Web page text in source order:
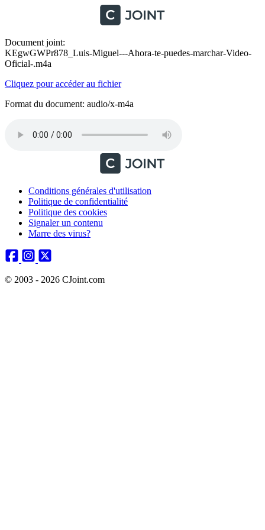
Document joint:
KEgwGWPr878_Luis-Miguel---Ahora-te-puedes-marchar-Video-
Oficial-.m4a
Cliquez pour accéder au fichier
Format du document: audio/x-m4a
Conditions générales d'utilisation
Politique de confidentialité
Politique des cookies
Signaler un contenu
Marre des virus?
© 2003 - 2026 CJoint.com